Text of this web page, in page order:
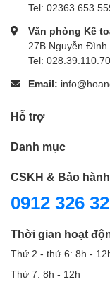
Tel:
Văn phòng Kế
27B Nguyễn Đình
Tel:
Email:
Hỗ trợ
Danh mục
CSKH & Bảo hành
0912 326
Thời gian hoạt
Thứ 2 - thứ 6: 8h -
Thứ 7: 8h - 12h